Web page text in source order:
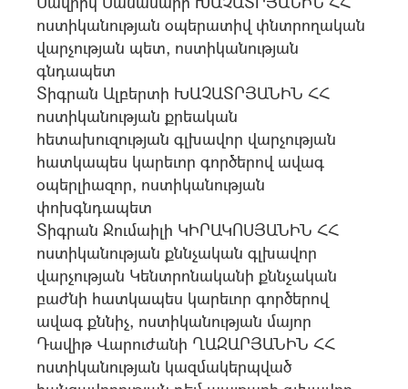
ոստիկանության օպերատիվ փնտրողական
վարչության պետ, ոստիկանության
գնդապետ
Տիգրան Ալբերտի ԽԱՉԱՏՐՅԱՆԻՆ ՀՀ
ոստիկանության քրեական
հետախուզության գլխավոր վարչության
հատկապես կարեւոր գործերով ավագ
օպերլիազոր, ոստիկանության
փոխգնդապետ
Տիգրան Ջումաիլի ԿԻՐԱԿՈՍՅԱՆԻՆ ՀՀ
ոստիկանության քննչական գլխավոր
վարչության Կենտրոնականի քննչական
բաժնի հատկապես կարեւոր գործերով
ավագ քննիչ, ոստիկանության մայոր
Դավիթ Վարուժանի ՂԱԶԱՐՅԱՆԻՆ ՀՀ
ոստիկանության կազմակերպված